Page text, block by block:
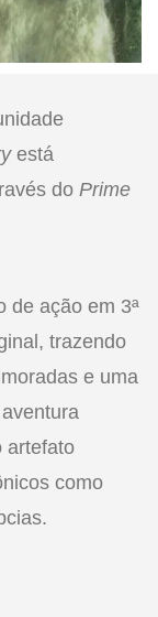
está
do Prime
de ação em 3ª
trazendo
e uma
artefato
como